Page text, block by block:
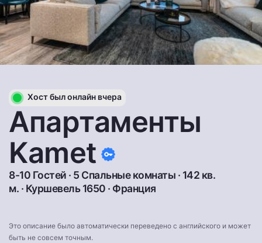
Хост был онлайн вчера
Апартаменты
Kamet
8-10 Гостей · 5 Спальные комнаты · 142 кв.
м. · Куршевель 1650 · Франция
Это описание было автоматически переведено с английского и может
быть не совсем точным.